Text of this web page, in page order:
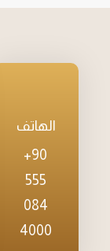
الهاتف
+90
555
084
4000